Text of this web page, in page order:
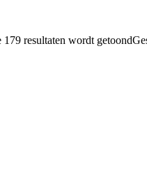
179 resultaten wordt getoond